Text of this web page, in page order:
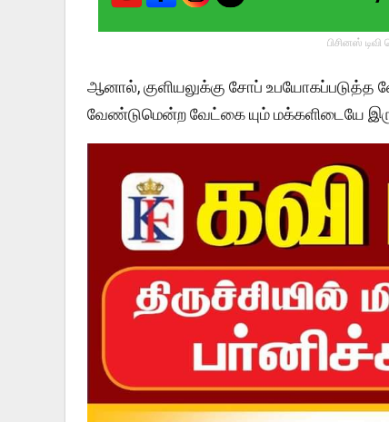
பிசினஸ்
ஆனால், குளியலுக்கு சோப் உபயோகப்படுத்த
வேண்டுமென்ற வேட்கை யும் மக்களிடையே